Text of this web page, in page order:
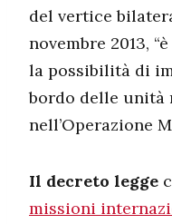
del vertice
novembre 2013,
la possibilità di
bordo delle unità
nell’Operazione
Il decreto legge
missioni